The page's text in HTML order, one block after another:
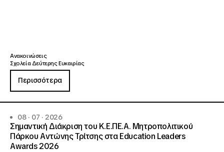
Ανακοινώσεις
Σχολεία Δεύτερης Ευκαιρίας
Περισσότερα
08 · 07 · 2026
Σημαντική Διάκριση του Κ.Ε.ΠΕ.Α. Μητροπολιτικού
Πάρκου Αντώνης Τρίτσης στα Education Leaders
Awards 2026